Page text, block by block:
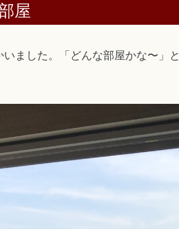
屋
ました。「どんな部屋かな〜」